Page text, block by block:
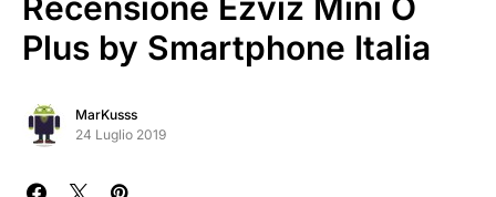
Plus by Smartphone Italia
MarKusss
24 Luglio 2019